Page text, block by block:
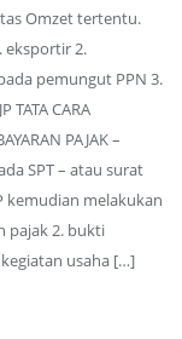
Omzet tertentu.
eksportir 2.
pemungut PPN 3.
CARA
PAJAK –
SPT – atau surat
kemudian melakukan
pajak 2. bukti
usaha […]